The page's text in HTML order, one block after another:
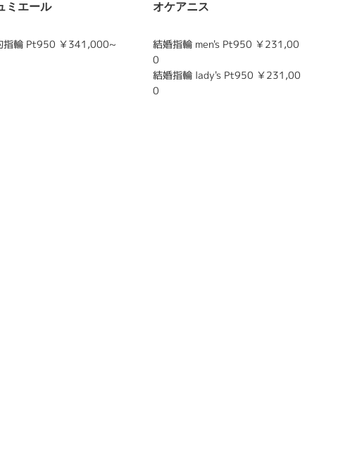
ミエール
指輪 Pt950 ￥341,000~
オケアニス
結婚指輪 men's Pt950 ￥231,00
0
結婚指輪 lady's Pt950 ￥231,00
0